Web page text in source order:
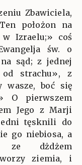
Zbawiciela,
położon na
Izraelu;» coś
św. o
sąd; z jednej
od strachu», z
wasze, boć się
O pierwszem
Jego z Marji
tęsknili do
go niebiosa, a
ze dżdżem
ziemia, i